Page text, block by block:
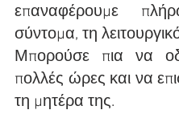
επαναφέρουμε
σύντομα, τη
Μπορούσε πια να
πολλές ώρες και να
τη μητέρα της.